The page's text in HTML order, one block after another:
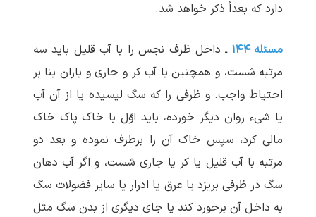
دارد که بعداً ذکر خواهد شد.
مسئله ۱۴۴
ـ داخل ظرف نجس را با آب قلیل باید سه
مرتبه شست، و همچنین با آب کر و جاری و باران بنا بر
احتیاط واجب. و ظرفی را که سگ لیسیده یا از آن آب
یا شیء روان دیگر خورده، باید اوّل با خاک پاک خاک
مالی کرد، سپس خاک آن را برطرف نموده و بعد دو
مرتبه با آب قلیل یا کر یا جاری شست، و اگر آب دهان
سگ در ظرفی بریزد یا عرق یا ادرار یا سایر فضولات سگ
به داخل آن برخورد کند یا جای دیگری از بدن سگ مثل